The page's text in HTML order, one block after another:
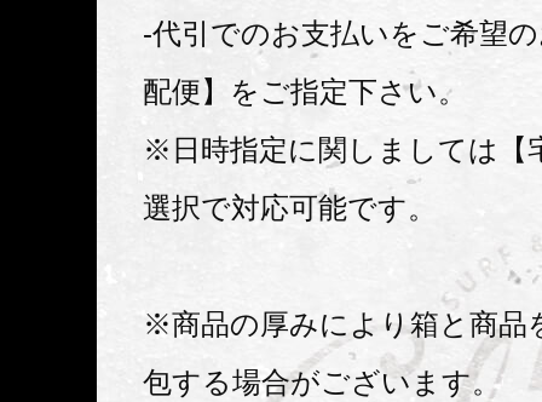
-代引でのお支払いをご希望
配便】をご指定下さい。
※日時指定に関しましては【
選択で対応可能です。
※商品の厚みにより箱と商品
包する場合がございます。